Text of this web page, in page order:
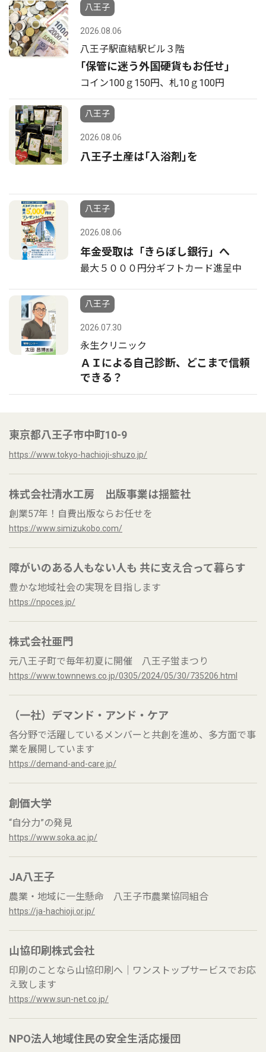
八王子
2026.08.06
八王子駅直結駅ビル３階
｢保管に迷う外国硬貨もお任せ｣
コイン100ｇ150円、札10ｇ100円
八王子
2026.08.06
八王子土産は｢入浴剤｣を
八王子
2026.08.06
年金受取は「きらぼし銀行」へ
最大５０００円分ギフトカード進呈中
八王子
2026.07.30
永生クリニック
ＡＩによる自己診断、どこまで信頼
できる？
東京都八王子市中町10-9
https://www.tokyo-hachioji-shuzo.jp/
株式会社清水工房 出版事業は揺籃社
創業57年！自費出版ならお任せを
https://www.simizukobo.com/
障がいのある人もない人も 共に支え合って暮らす
豊かな地域社会の実現を目指します
https://npoces.jp/
株式会社亜門
元八王子町で毎年初夏に開催 八王子蛍まつり
https://www.townnews.co.jp/0305/2024/05/30/735206.html
（一社）デマンド・アンド・ケア
各分野で活躍しているメンバーと共創を進め、多方面で事
業を展開しています
https://demand-and-care.jp/
創価大学
“自分力”の発見
https://www.soka.ac.jp/
JA八王子
農業・地域に一生懸命 八王子市農業協同組合
https://ja-hachioji.or.jp/
山協印刷株式会社
印刷のことなら山協印刷へ｜ワンストップサービスでお応
え致します
https://www.sun-net.co.jp/
NPO法人地域住民の安全生活応援団